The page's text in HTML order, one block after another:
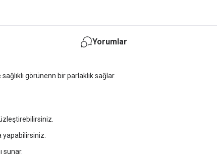
Yorumlar
görünenn bir parlaklık sağlar.
yapabilirsiniz.
sunar.